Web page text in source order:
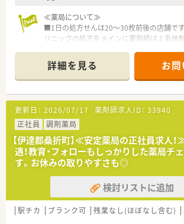
≪薬局について≫
■1日の処方せんは20～30枚前後の店舗で
リニックの処方をメインに薬剤師は１名体
■クリニック門前の処方を中心に、広く地域
を受付ております。じっくり患者様と向き
オススメの店舗です。
≪注目！お仕事内容≫
■調剤・監査・服薬指導の基本業務を中心に、
も学べます。エリアで在宅専門チームも立ち
して店舗負担も軽減しながら企業として対
■全体研修、中途社員研修、Eラーニングな
ており、その他福利厚生も充実しています。
調剤薬局未経験の方も安心して学べる体制が
■幅広い経験を積みたい・一から調剤を学び
る方などにもおすすめのチェーン薬局です。
【長く働ける環境】
詳細を見る お
更新日： 2026/07/17 薬剤師求人ID： 33940
正社員
調剤薬局
【伊達郡桑折町】≪安定薬局の正社員求人
遇！教育・フォローもしっかりした薬局チ
す。お休みの取りやすさも◎
検討リストに追加
駅チカ ブランク可 残業なし(ほぼなし含む)